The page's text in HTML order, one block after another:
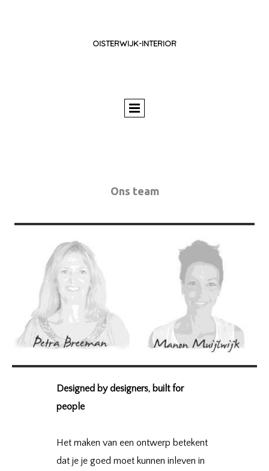
OISTERWIJK-INTERIOR
Ons team
Designed by designers, built for
people
Het maken van een ontwerp betekent
dat je je goed moet kunnen inleven in